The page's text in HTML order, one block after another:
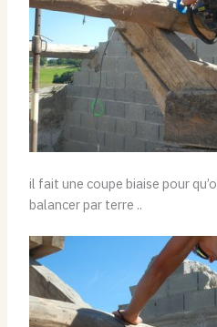
il fait une coupe biaise pour
balancer par terre ..